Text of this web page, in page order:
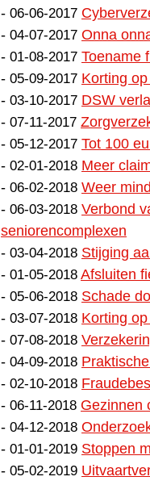
- 06-06-2017
- 04-07-2017 Onna
- 01-08-2017 Toename
- 05-09-2017 Korting
- 03-10-2017 DSW
- 07-11-2017
- 05-12-2017 Tot 100
- 02-01-2018 Meer
- 06-02-2018 Weer
- 06-03-2018 Verbond
seniorencomplexen
- 03-04-2018 Stijging
- 01-05-2018 Afsluiten
- 05-06-2018 Schade
- 03-07-2018 Korting
- 07-08-2018
- 04-09-2018
- 02-10-2018
- 06-11-2018 Gezinnen
- 04-12-2018
- 01-01-2019 Stoppen
- 05-02-2019